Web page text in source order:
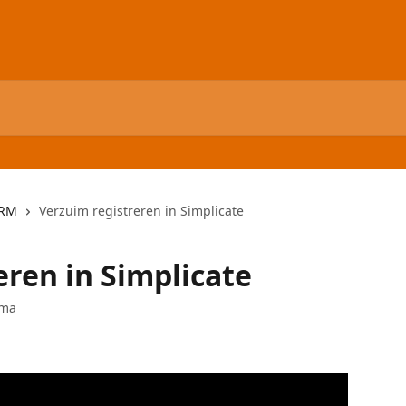
Verzuim registreren in Simplicate
in Simplicate